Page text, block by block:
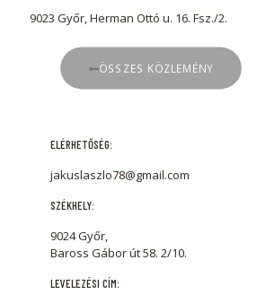
9023 Győr, Herman Ottó u. 16. Fsz./2.
ÖSSZES KÖZLEMÉNY
ELÉRHETŐSÉG:
jakuslaszlo78@gmail.com
SZÉKHELY:
9024 Győr,
Baross Gábor út 58. 2/10.
LEVELEZÉSI CÍM: